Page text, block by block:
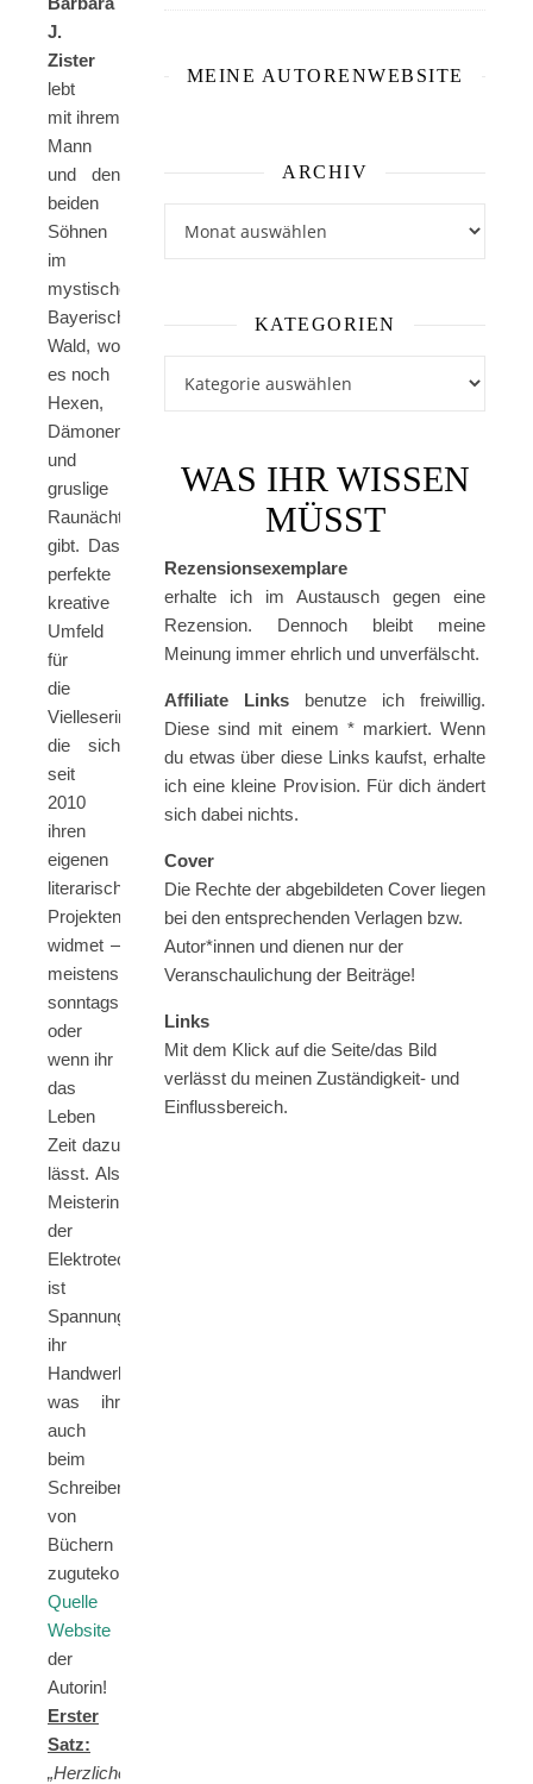
J.
Zister
lebt
mit ihrem
Mann
und den
beiden
Söhnen
im
mystischen
Bayerischen
Wald, wo
es noch
Hexen,
Dämonen
und
gruslige
Raunächte
gibt. Das
perfekte
kreative
Umfeld
für
die
Vielleserin,
die sich
seit
2010
ihren
eigenen
literarischen
Projekten
widmet –
meistens
sonntags
oder
wenn ihr
das
Leben
Zeit dazu
lässt. Als
Meisterin
der
Elektrotechnik
ist
Spannung
ihr
Handwerk,
was ihr
auch
beim
Schreiben
von
Büchern
zugutekommt.
Quelle
Website
der
Autorin!
Erster
Satz:
„Herzlichen
MEINE AUTORENWEBSITE
ARCHIV
KATEGORIEN
WAS IHR WISSEN
MÜSST
Rezensionsexemplare
erhalte ich im Austausch gegen eine
Rezension. Dennoch bleibt meine
Meinung immer ehrlich und unverfälscht.
Affiliate Links benutze ich freiwillig.
Diese sind mit einem * markiert. Wenn
du etwas über diese Links kaufst, erhalte
ich eine kleine Provision. Für dich ändert
sich dabei nichts.
Cover
Die Rechte der abgebildeten Cover liegen
bei den entsprechenden Verlagen bzw.
Autor*innen und dienen nur der
Veranschaulichung der Beiträge!
Links
Mit dem Klick auf die Seite/das Bild
verlässt du meinen Zuständigkeit- und
Einflussbereich.